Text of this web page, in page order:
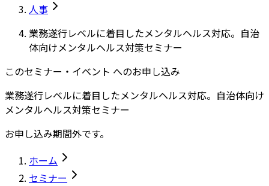
人事
業務遂行レベルに着目したメンタルヘルス対応。自治
体向けメンタルヘルス対策セミナー
このセミナー・イベント へのお申し込み
業務遂行レベルに着目したメンタルヘルス対応。自治体向け
メンタルヘルス対策セミナー
お申し込み期間外です。
ホーム
セミナー